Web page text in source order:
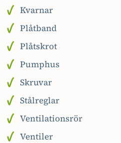
Kvarnar
Plåtband
Plåtskrot
Pumphus
Skruvar
Stålreglar
Ventilationsrör
Ventiler